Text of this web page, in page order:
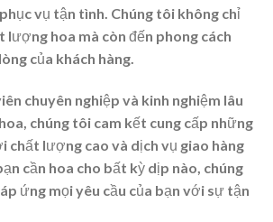
vụ tận tình. Chúng tôi không chỉ
lượng hoa mà còn đến phong cách
của khách hàng.
chuyên nghiệp và kinh nghiệm lâu
chúng tôi cam kết cung cấp những
chất lượng cao và dịch vụ giao hàng
cần hoa cho bất kỳ dịp nào, chúng
ứng mọi yêu cầu của bạn với sự tận